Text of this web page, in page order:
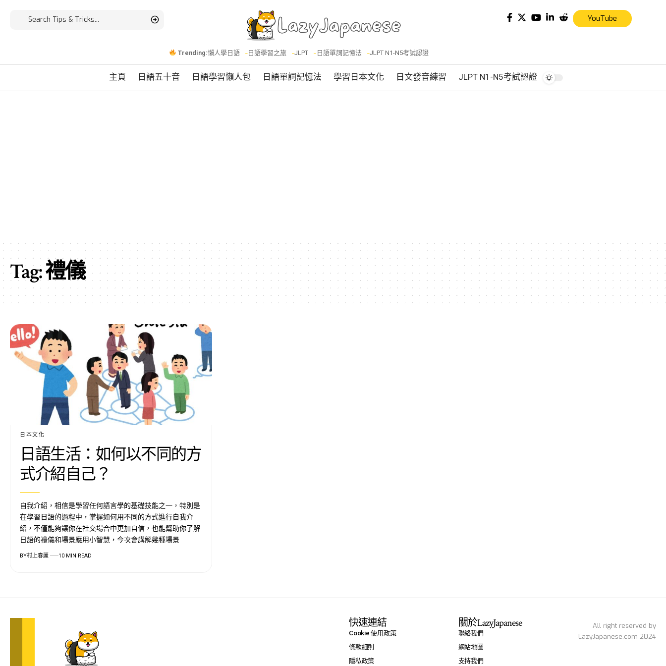
Trending:懶人學日語 日語學習之旅 JLPT 日語單詞記憶法 JLPT N1-N5考試認證
YouTube
主頁 日語五十音 日語學習懶人包 日語單詞記憶法 學習日本文化 日文發音練習 JLPT N1-N5考試認證
Tag:禮儀
日本文化
日語生活：如何以不同的方
式介紹自己？
自我介紹，相信是學習任何語言學的基礎技能之一，特別是
在學習日語的過程中，掌握如何用不同的方式進行自我介
紹，不僅能夠讓你在社交場合中更加自信，也能幫助你了解
日語的禮儀和場景應用小智慧，今次會講解幾種場景
BY村上春麗 10 MIN READ
快速連結
Cookie 使用政策
條款細則
隱私政策
關於LazyJapanese
聯絡我們
網站地圖
支持我們
All right reserved by
LazyJapanese.com 2024